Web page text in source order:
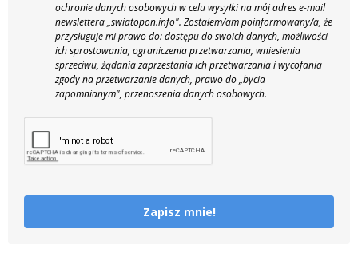
ochronie danych osobowych w celu wysyłki na mój adres e-mail
newslettera „swiatopon.info". Zostałem/am poinformowany/a, że
przysługuje mi prawo do: dostępu do swoich danych, możliwości
ich sprostowania, ograniczenia przetwarzania, wniesienia
sprzeciwu, żądania zaprzestania ich przetwarzania i wycofania
zgody na przetwarzanie danych, prawo do „bycia
zapomnianym", przenoszenia danych osobowych.
Zapisz mnie!